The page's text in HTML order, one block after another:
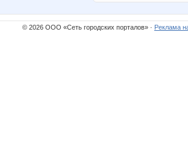
© 2026 ООО «Сеть городских порталов» · Реклама